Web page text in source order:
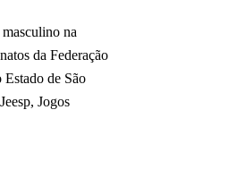
na
da Federação
de São
Jogos